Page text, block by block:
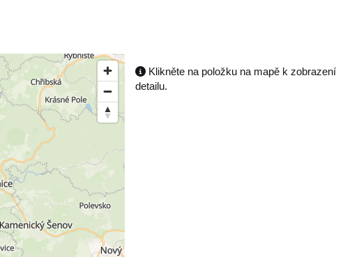
Klikněte na položku na mapě k zobrazení
detailu.